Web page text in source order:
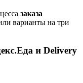
заказа
варианты на три
и Delivery